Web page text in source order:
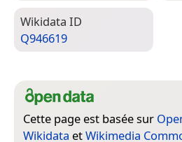
Wiki­data ID
Q946619
Cette page est basée sur
Wikidata etWikimedia